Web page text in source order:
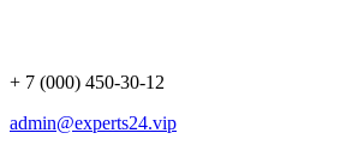
+ 7 (000) 450-30-12
admin@experts24.vip